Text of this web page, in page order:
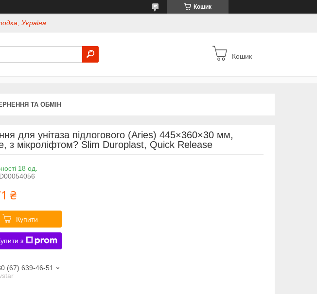
Кошик
Україна
Кошик
ТА ОБМІН
для унітаза підлогового (Aries) 445×360×30 мм,
з мікроліфтом? Slim Duroplast, Quick Release
18 од.
₴
Купити
з
(67) 639-46-51